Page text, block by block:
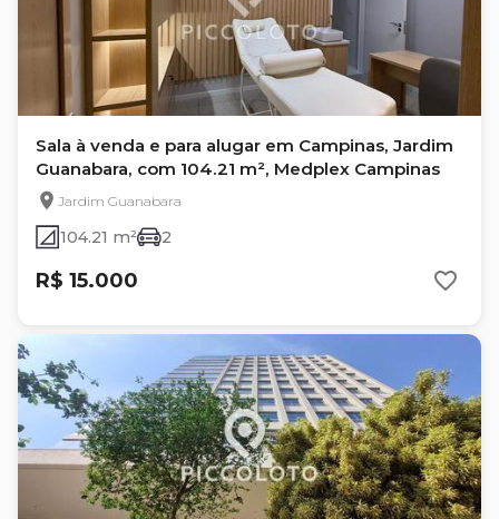
Sala à venda e para alugar em Campinas, Jardim
Guanabara, com 104.21 m², Medplex Campinas
Jardim Guanabara
104.21 m² 2
R$ 15.000